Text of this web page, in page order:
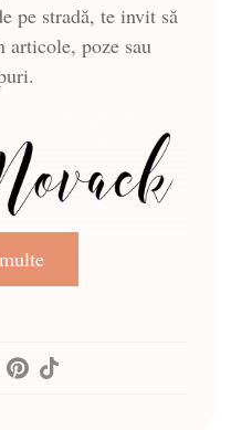
pe stradă, te invit să
articole, poze sau